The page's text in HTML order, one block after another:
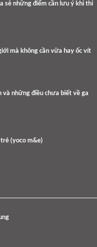
sẻ những điểm cần lưu ý khi thi
mà không cần vữa hay ốc vít
và những điều chưa biết về ga
(yoco m&e)